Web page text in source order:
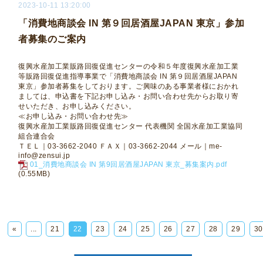
2023-10-11 13:20:00
「消費地商談会 IN 第９回居酒屋JAPAN 東京」参加
者募集のご案内
復興水産加工業販路回復促進センターの令和５年度復興水産加工業
等販路回復促進指導事業で「消費地商談会 IN 第９回居酒屋JAPAN
東京」参加者募集をしております。ご興味のある事業者様におかれ
ましては、申込書を下記お申し込み・お問い合わせ先からお取り寄
せいただき、お申し込みください。
≪お申し込み・お問い合わせ先≫
復興水産加工業販路回復促進センター 代表機関 全国水産加工業協同
組合連合会
ＴＥＬ｜03-3662-2040 ＦＡＸ｜03-3662-2044 メール｜me-
info@zensui.jp
01_消費地商談会 IN 第9回居酒屋JAPAN 東京_募集案内.pdf
(0.55MB)
« ... 21 22 23 24 25 26 27 28 29 30